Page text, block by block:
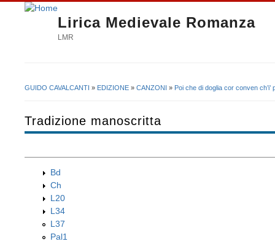
Lirica Medievale Romanza
LMR
GUIDO CAVALCANTI » EDIZIONE » CANZONI » Poi che di doglia cor conven ch’i’
Tradizione manoscritta
Bd
Ch
L20
L34
L37
Pal1